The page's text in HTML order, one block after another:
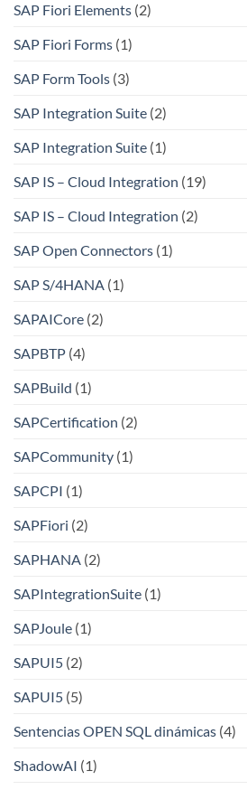
SAP Fiori Elements (2)
SAP Fiori Forms (1)
SAP Form Tools (3)
SAP Integration Suite (2)
SAP Integration Suite (1)
SAP IS – Cloud Integration (19)
SAP IS – Cloud Integration (2)
SAP Open Connectors (1)
SAP S/4HANA (1)
SAPAICore (2)
SAPBTP (4)
SAPBuild (1)
SAPCertification (2)
SAPCommunity (1)
SAPCPI (1)
SAPFiori (2)
SAPHANA (2)
SAPIntegrationSuite (1)
SAPJoule (1)
SAPUI5 (2)
SAPUI5 (5)
Sentencias OPEN SQL dinámicas (4)
ShadowAI (1)